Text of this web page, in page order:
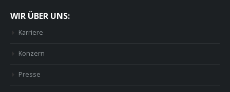
WIR ÜBER UNS:
Karriere
Konzern
Presse